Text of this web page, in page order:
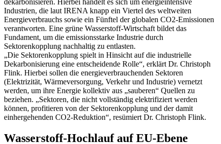
dekarbonisieren. Hierbei handelt es sich um energieintensive
Industrien, die laut IRENA knapp ein Viertel des weltweiten
Energieverbrauchs sowie ein Fünftel der globalen CO2-Emissionen
verantworten. Eine grüne Wasserstoff-Wirtschaft bildet das
Fundament, um die emissionsstarke Industrie durch
Sektorenkopplung nachhaltig zu entlasten.
„Die Sektorenkopplung spielt in Hinsicht auf die industrielle
Dekarbonisierung eine entscheidende Rolle“, erklärt Dr. Christoph
Flink. Hierbei sollen die energieverbrauchenden Sektoren
(Elektrizität, Wärmeversorgung, Verkehr und Industrie) vernetzt
werden, um ihre Energie kollektiv aus „sauberen“ Quellen zu
beziehen. „Sektoren, die nicht vollständig elektrifiziert werden
können, profitieren von der Sektorenkopplung und der damit
einhergehenden CO2-Reduktion“, resümiert Dr. Christoph Flink.
Wasserstoff-Hochlauf auf EU-Ebene